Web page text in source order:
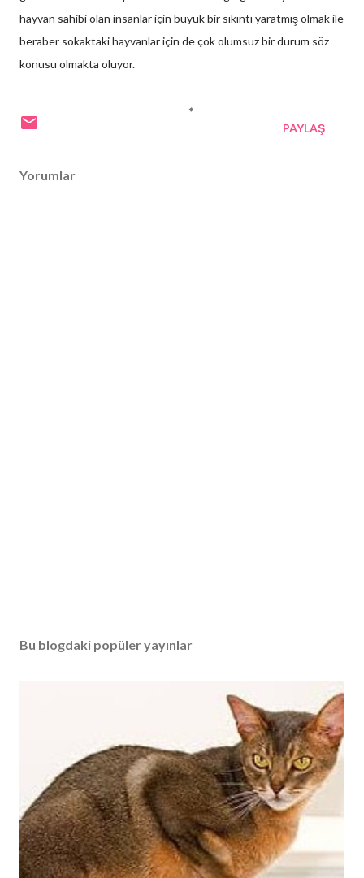
hayvan sahibi olan insanlar için büyük bir sıkıntı yaratmış olmak ile
beraber sokaktaki hayvanlar için de çok olumsuz bir durum söz
konusu olmakta oluyor.
PAYLAŞ
Yorumlar
Bu blogdaki popüler yayınlar